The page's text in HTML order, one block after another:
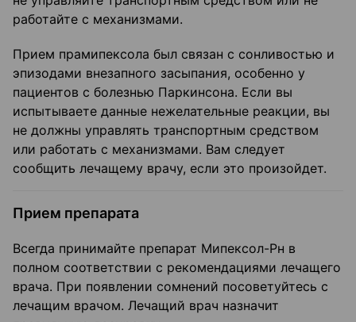
работайте с механизмами.
Прием прамипексола был связан с сонливостью и
эпизодами внезапного засыпания, особенно у
пациентов с болезнью Паркинсона. Если вы
испытываете данные нежелательные реакции, вы
не должны управлять транспортным средством
или работать с механизмами. Вам следует
сообщить лечащему врачу, если это произойдет.
Прием препарата
Всегда принимайте препарат Мипексол-Рн в
полном соответствии с рекомендациями лечащего
врача. При появлении сомнений посоветуйтесь с
лечащим врачом. Лечащий врач назначит